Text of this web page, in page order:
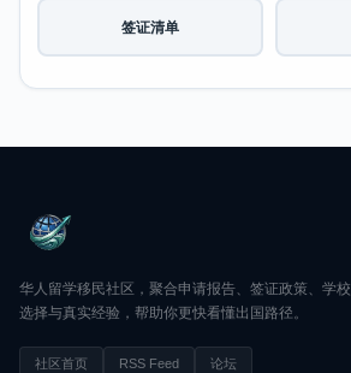
签证清单
华人留学移民社区，聚合申请报告、签证政策、学校
选择与真实经验，帮助你更快看懂出国路径。
社区首页 RSS Feed 论坛